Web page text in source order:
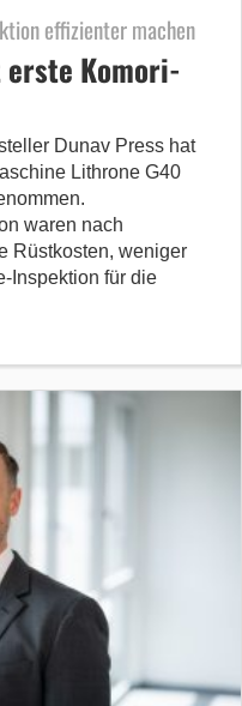
effizienter machen
Komori-
Dunav Press hat
Lithrone G40
waren nach
Rüstkosten, weniger
Inspektion für die